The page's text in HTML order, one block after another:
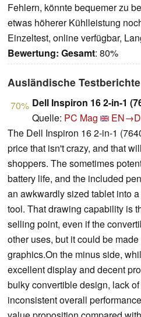
Fehlern, könnte bequemer zu
etwas höherer Kühlleistung
Einzeltest, online verfügbar,
Bewertung: Gesamt: 80%
Ausländische Testberichte
70% Dell Inspiron 16 2-in-1
Quelle: PC Mag
The Dell Inspiron 16 2-in-1
price that isn't crazy, and that
shoppers. The sometimes
battery life, and the included
an awkwardly sized tablet into
tool. That drawing capability is
selling point, even if the
other uses, but it could be
graphics.On the minus side,
excellent display and decent
bulky convertible design, lack
inconsistent overall